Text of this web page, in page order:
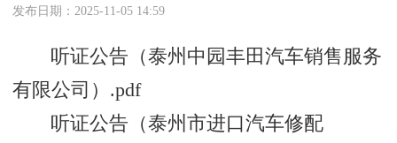
发布日期：2025-11-05 14:59
听证公告（泰州中园丰田汽车销售服务
有限公司）.pdf
听证公告（泰州市进口汽车修配